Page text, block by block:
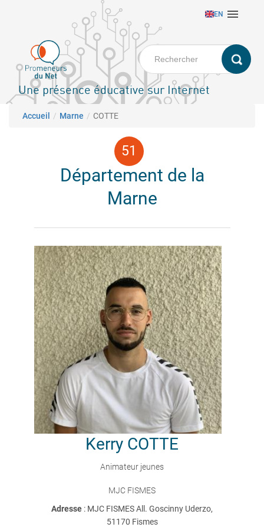
principal
EN 
Une présence éducative sur Internet
Fil d'Ariane
Accueil Marne COTTE
Département de la
Marne
Kerry COTTE
Animateur jeunes
MJC FISMES
Adresse : MJC FISMES All. Goscinny Uderzo,
51170 Fismes